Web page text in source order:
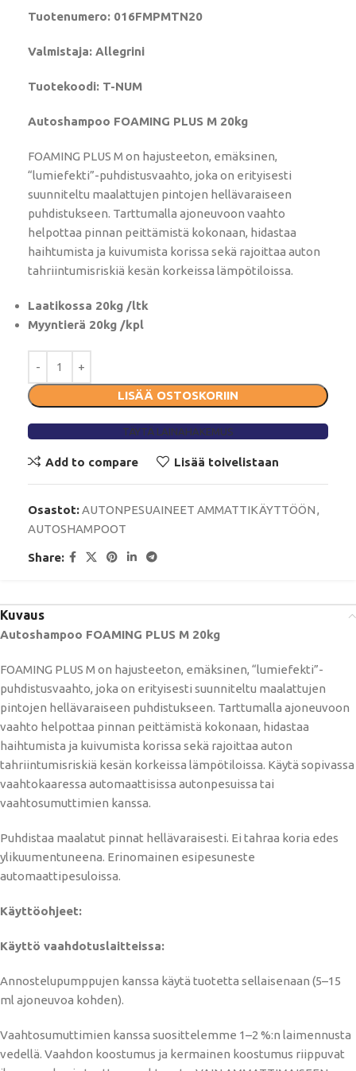
Tuotenumero: 016FMPMTN20
Valmistaja: Allegrini
Tuotekoodi: T-NUM
Autoshampoo FOAMING PLUS M 20kg
FOAMING PLUS M on hajusteeton, emäksinen,
“lumiefekti”-puhdistusvaahto, joka on erityisesti
suunniteltu maalattujen pintojen hellävaraiseen
puhdistukseen. Tarttumalla ajoneuvoon vaahto
helpottaa pinnan peittämistä kokonaan, hidastaa
haihtumista ja kuivumista korissa sekä rajoittaa auton
tahriintumisriskiä kesän korkeissa lämpötiloissa.
Laatikossa 20kg /ltk
Myyntierä 20kg /kpl
LISÄÄ OSTOSKORIIN
TÄYTÄ LAINAHAKEMUS
Add to compare Lisää toivelistaan
Osastot:AUTONPESUAINEET AMMATTIKÄYTTÖÖN,
AUTOSHAMPOOT
Share:
Kuvaus
Autoshampoo FOAMING PLUS M 20kg
FOAMING PLUS M on hajusteeton, emäksinen, “lumiefekti”-
puhdistusvaahto, joka on erityisesti suunniteltu maalattujen
pintojen hellävaraiseen puhdistukseen. Tarttumalla ajoneuvoon
vaahto helpottaa pinnan peittämistä kokonaan, hidastaa
haihtumista ja kuivumista korissa sekä rajoittaa auton
tahriintumisriskiä kesän korkeissa lämpötiloissa. Käytä sopivassa
vaahtokaaressa automaattisissa autonpesuissa tai
vaahtosumuttimien kanssa.
Puhdistaa maalatut pinnat hellävaraisesti. Ei tahraa koria edes
ylikuumentuneena. Erinomainen esipesuneste
automaattipesuloissa.
Käyttöohjeet:
Käyttö vaahdotuslaitteissa:
Annostelupumppujen kanssa käytä tuotetta sellaisenaan (5–15
ml ajoneuvoa kohden).
Vaahtosumuttimien kanssa suosittelemme 1–2 %:n laimennusta
vedellä. Vaahdon koostumus ja kermainen koostumus riippuvat